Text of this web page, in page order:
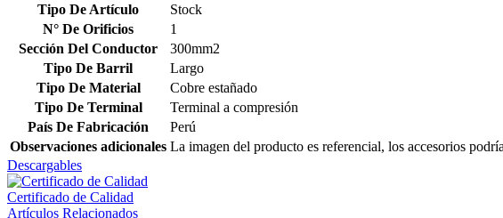
Tipo De Artículo
Stock
N° De Orificios
1
Sección Del Conductor
300mm2
Tipo De Barril
Largo
Tipo De Material
Cobre estañado
Tipo De Terminal
Terminal a compresión
País De Fabricación
Perú
Observaciones adicionales La imagen del producto es referencial, los accesorios
Descargables
Certificado de Calidad
Artículos Relacionados